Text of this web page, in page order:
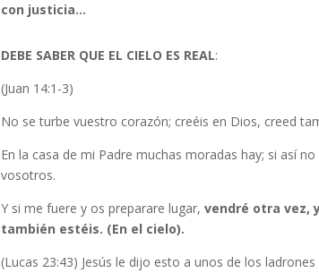
con justicia…
DEBE SABER QUE EL CIELO ES REAL:
(Juan 14:1-3)
No se turbe vuestro corazón; creéis en Dios, creed
En la casa de mi Padre muchas moradas hay; si así
vosotros.
Y si me fuere y os preparare lugar, vendré otra vez,
también estéis. (En el cielo).
(Lucas 23:43) Jesús le dijo esto a unos de los